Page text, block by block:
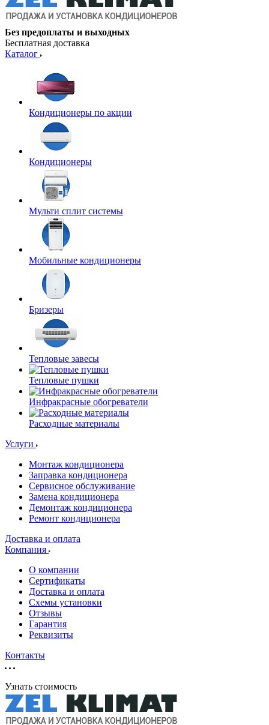
Без предоплаты и выходных
Бесплатная доставка
Каталог
Кондиционеры по акции
Кондиционеры
Мульти сплит системы
Мобильные кондиционеры
Бризеры
Тепловые завесы
Тепловые пушки
Инфракрасные обогреватели
Расходные материалы
Услуги
Монтаж кондиционера
Заправка кондиционера
Сервисное обслуживание
Замена кондиционера
Демонтаж кондиционера
Ремонт кондиционера
Доставка и оплата
Компания
О компании
Сертификаты
Доставка и оплата
Схемы установки
Отзывы
Гарантия
Реквизиты
Контакты
Узнать стоимость